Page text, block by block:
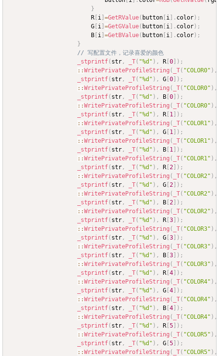
}
						R
i =GetRValue( button i . color) ;
						G
i =GetGValue( button i . color) ;
						B
i =GetBValue( button i . color) ;
}
// 写配置文件，记录喜爱的颜色
_stprintf( str , _T( "%d" ) , R 0 ) ;
::WritePrivateProfileString ( _T( "COLOR0" ) ,
_stprintf( str , _T( "%d" ) , G 0 ) ;
::WritePrivateProfileString ( _T( "COLOR0" ) ,
_stprintf( str , _T( "%d" ) , B 0 ) ;
::WritePrivateProfileString ( _T( "COLOR0" ) ,
_stprintf( str , _T( "%d" ) , R 1 ) ;
::WritePrivateProfileString ( _T( "COLOR1" ) ,
_stprintf( str , _T( "%d" ) , G 1 ) ;
::WritePrivateProfileString ( _T( "COLOR1" ) ,
_stprintf( str , _T( "%d" ) , B 1 ) ;
::WritePrivateProfileString ( _T( "COLOR1" ) ,
_stprintf( str , _T( "%d" ) , R 2 ) ;
::WritePrivateProfileString ( _T( "COLOR2" ) ,
_stprintf( str , _T( "%d" ) , G 2 ) ;
::WritePrivateProfileString ( _T( "COLOR2" ) ,
_stprintf( str , _T( "%d" ) , B 2 ) ;
::WritePrivateProfileString ( _T( "COLOR2" ) ,
_stprintf( str , _T( "%d" ) , R 3 ) ;
::WritePrivateProfileString ( _T( "COLOR3" ) ,
_stprintf( str , _T( "%d" ) , G 3 ) ;
::WritePrivateProfileString ( _T( "COLOR3" ) ,
_stprintf( str , _T( "%d" ) , B 3 ) ;
::WritePrivateProfileString ( _T( "COLOR3" ) ,
_stprintf( str , _T( "%d" ) , R 4 ) ;
::WritePrivateProfileString ( _T( "COLOR4" ) ,
_stprintf( str , _T( "%d" ) , G 4 ) ;
::WritePrivateProfileString ( _T( "COLOR4" ) ,
_stprintf( str , _T( "%d" ) , B 4 ) ;
::WritePrivateProfileString ( _T( "COLOR4" ) ,
_stprintf( str , _T( "%d" ) , R 5 ) ;
::WritePrivateProfileString ( _T( "COLOR5" ) ,
_stprintf( str , _T( "%d" ) , G 5 ) ;
::WritePrivateProfileString ( _T( "COLOR5" ) ,